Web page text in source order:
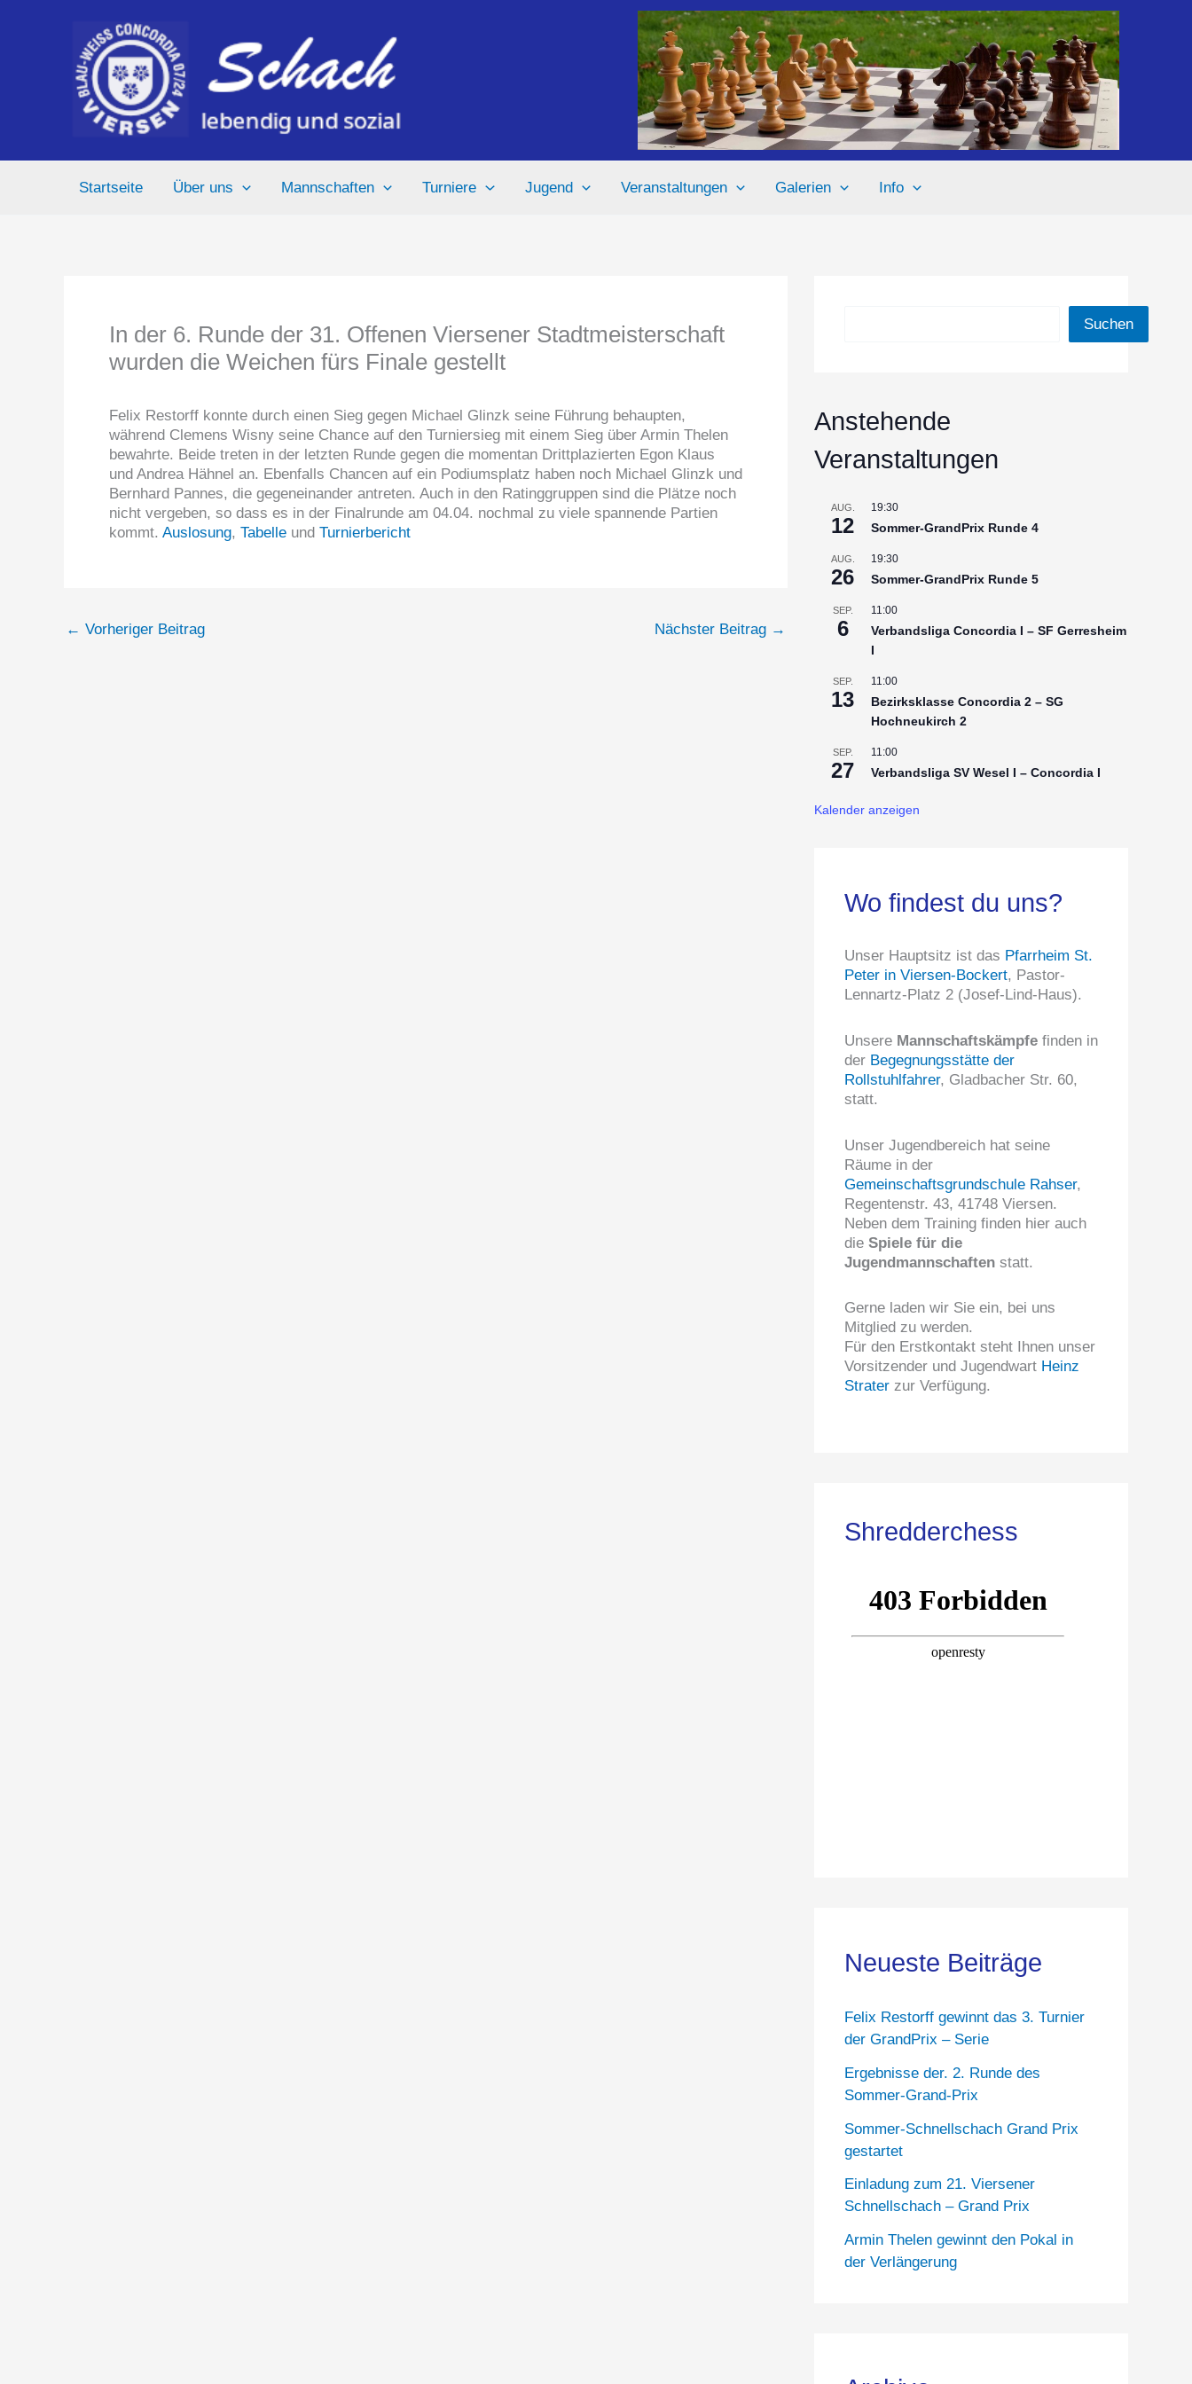
Startseite Über uns Mannschaften Turniere Jugend Veranstaltungen Galerien Info
In der 6. Runde der 31. Offenen Viersener Stadtmeisterschaft
wurden die Weichen fürs Finale gestellt
Felix Restorff konnte durch einen Sieg gegen Michael Glinzk seine Führung behaupten,
während Clemens Wisny seine Chance auf den Turniersieg mit einem Sieg über Armin Thelen
bewahrte. Beide treten in der letzten Runde gegen die momentan Drittplazierten Egon Klaus
und Andrea Hähnel an. Ebenfalls Chancen auf ein Podiumsplatz haben noch Michael Glinzk und
Bernhard Pannes, die gegeneinander antreten. Auch in den Ratinggruppen sind die Plätze noch
nicht vergeben, so dass es in der Finalrunde am 04.04. nochmal zu viele spannende Partien
kommt. Auslosung, Tabelle und Turnierbericht
← Vorheriger Beitrag Nächster Beitrag →
Suchen
Anstehende
Veranstaltungen
AUG.
12
19:30
Sommer-GrandPrix Runde 4
AUG.
26
19:30
Sommer-GrandPrix Runde 5
SEP.
6
11:00
Verbandsliga Concordia I – SF Gerresheim
I
SEP.
13
11:00
Bezirksklasse Concordia 2 – SG
Hochneukirch 2
SEP.
27
11:00
Verbandsliga SV Wesel I – Concordia I
Kalender anzeigen
Wo findest du uns?
Unser Hauptsitz ist das Pfarrheim St.
Peter in Viersen-Bockert, Pastor-
Lennartz-Platz 2 (Josef-Lind-Haus).
Unsere Mannschaftskämpfe finden in
der Begegnungsstätte der
Rollstuhlfahrer, Gladbacher Str. 60,
statt.
Unser Jugendbereich hat seine
Räume in der
Gemeinschaftsgrundschule Rahser,
Regentenstr. 43, 41748 Viersen.
Neben dem Training finden hier auch
die Spiele für die
Jugendmannschaften statt.
Gerne laden wir Sie ein, bei uns
Mitglied zu werden.
Für den Erstkontakt steht Ihnen unser
Vorsitzender und Jugendwart Heinz
Strater zur Verfügung.
Shredderchess
Neueste Beiträge
Felix Restorff gewinnt das 3. Turnier
der GrandPrix – Serie
Ergebnisse der. 2. Runde des
Sommer-Grand-Prix
Sommer-Schnellschach Grand Prix
gestartet
Einladung zum 21. Viersener
Schnellschach – Grand Prix
Armin Thelen gewinnt den Pokal in
der Verlängerung